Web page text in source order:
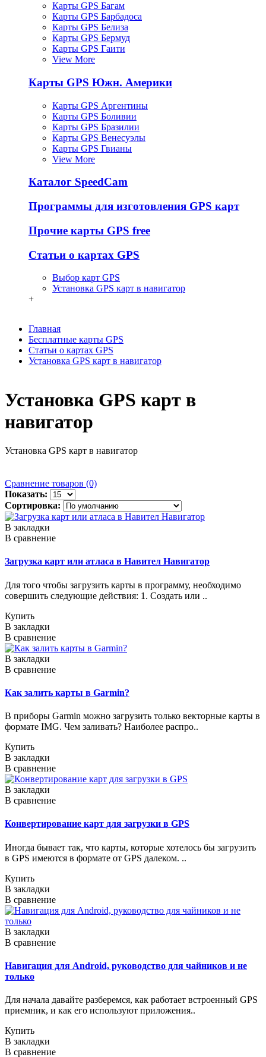
Карты GPS Багам
Карты GPS Барбадоса
Карты GPS Белиза
Карты GPS Бермуд
Карты GPS Гаити
View More
Карты GPS Южн. Америки
Карты GPS Аргентины
Карты GPS Боливии
Карты GPS Бразилии
Карты GPS Венесуэлы
Карты GPS Гвианы
View More
Каталог SpeedCam
Программы для изготовления GPS карт
Прочие карты GPS free
Статьи о картах GPS
Выбор карт GPS
Установка GPS карт в навигатор
+
Главная
Бесплатные карты GPS
Статьи о картах GPS
Установка GPS карт в навигатор
Установка GPS карт в
навигатор
Установка GPS карт в навигатор
Сравнение товаров (0)
Показать:
Сортировка:
В закладки
В сравнение
Загрузка карт или атласа в Навител Навигатор
Для того чтобы загрузить карты в программу, необходимо
совершить следующие действия: 1. Создать или ..
Купить
В закладки
В сравнение
В закладки
В сравнение
Как залить карты в Garmin?
В приборы Garmin можно загрузить только векторные карты в
формате IMG. Чем заливать? Наиболее распро..
Купить
В закладки
В сравнение
В закладки
В сравнение
Конвертирование карт для загрузки в GPS
Иногда бывает так, что карты, которые хотелось бы загрузить
в GPS имеются в формате от GPS далеком. ..
Купить
В закладки
В сравнение
В закладки
В сравнение
Навигация для Android, руководство для чайников и не
только
Для начала давайте разберемся, как работает встроенный GPS
приемник, и как его используют приложения..
Купить
В закладки
В сравнение